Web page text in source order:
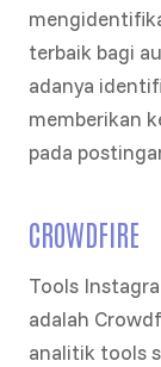
terbaik bagi
adanya
memberikan
pada
CROWDFIRE
Tools
adalah
analitik tools